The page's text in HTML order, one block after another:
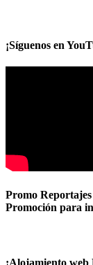
¡Síguenos en
Promo
Promoción para
¡Alojamiento web